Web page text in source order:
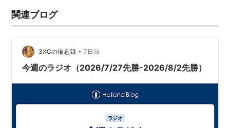
関連ブログ
3XCの備忘録 • 7日前
今週のラジオ（2026/7/27先勝-2026/8/2先勝）